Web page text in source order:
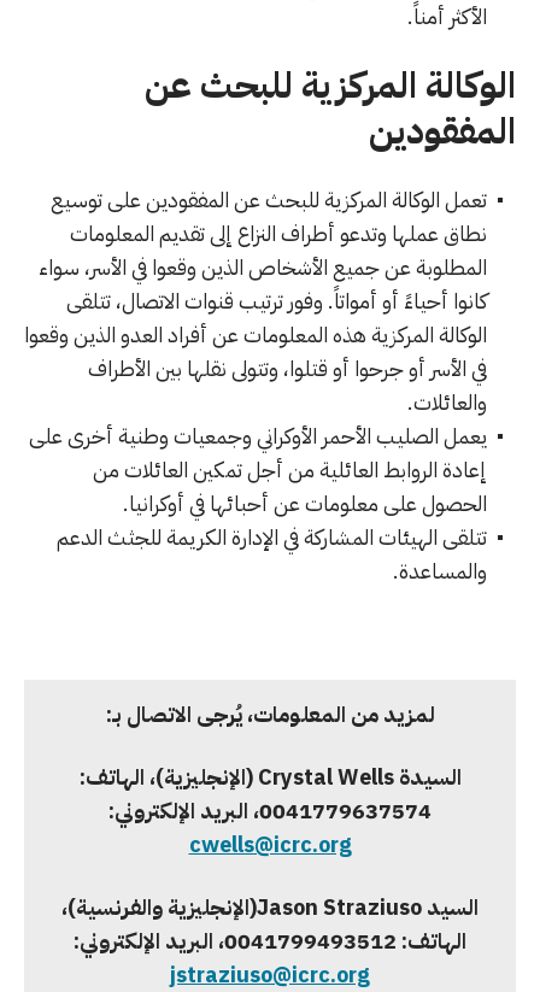
الأكثر أمناً.
الوكالة المركزية للبحث عن
المفقودين
تعمل الوكالة المركزية للبحث عن المفقودين على توسيع
نطاق عملها وتدعو أطراف النزاع إلى تقديم المعلومات
المطلوبة عن جميع الأشخاص الذين وقعوا في الأسر، سواء
كانوا أحياءً أو أمواتاً. وفور ترتيب قنوات الاتصال، تتلقى
الوكالة المركزية هذه المعلومات عن أفراد العدو الذين وقعوا
في الأسر أو جرحوا أو قتلوا، وتتولى نقلها بين الأطراف
والعائلات.
يعمل الصليب الأحمر الأوكراني وجمعيات وطنية أخرى على
إعادة الروابط العائلية من أجل تمكين العائلات من
الحصول على معلومات عن أحبائها في أوكرانيا.
تتلقى الهيئات المشاركة في الإدارة الكريمة للجثث الدعم
والمساعدة.
لمزيد من المعلومات، يُرجى الاتصال بـ:
السيدةCrystal Wells(الإنجليزية)، الهاتف:
‎0041779637574، البريد الإلكتروني:
cwells@icrc.org
السيدJason Straziuso(الإنجليزية والفرنسية)،
الهاتف: ‎0041799493512، البريد الإلكتروني:
jstraziuso@icrc.org